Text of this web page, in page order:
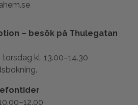
– besök på Thulegatan
kl. 13.00–14.30